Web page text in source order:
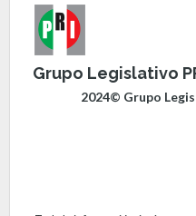
Grupo Legislativo
2024© Grupo